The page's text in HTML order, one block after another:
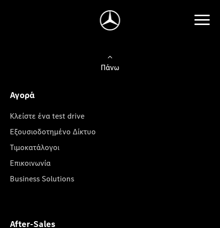
Πάνω
Αγορά
Κλείστε ένα test drive
Εξουσιοδοτημένο Δίκτυο
Τιμοκατάλογοι
Επικοινωνία
Business Solutions
After-Sales